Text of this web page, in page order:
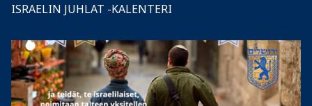
ISRAELIN JUHLAT -KALENTERI